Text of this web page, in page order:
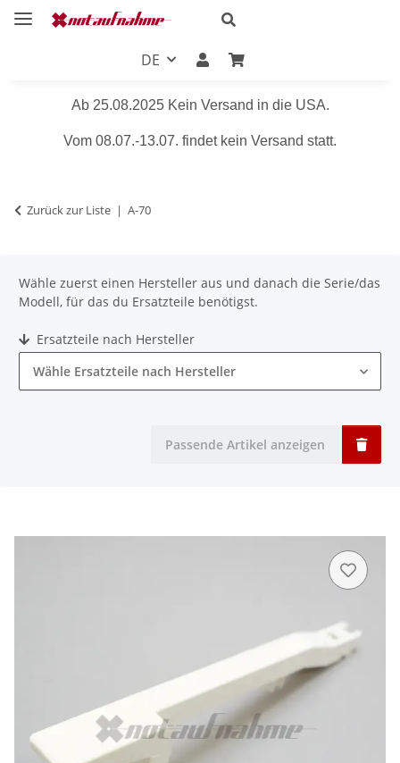
DE
Ab 25.08.2025 Kein Versand in die USA.
Vom 08.07.-13.07. findet kein Versand statt.
Zurück zur Liste A-70
Wähle zuerst einen Hersteller aus und danach die Serie/das
Modell, für das du Ersatzteile benötigst.
Ersatzteile nach Hersteller
Wähle Ersatzteile nach Hersteller
Passende Artikel anzeigen